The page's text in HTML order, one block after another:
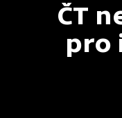
ČT
pro